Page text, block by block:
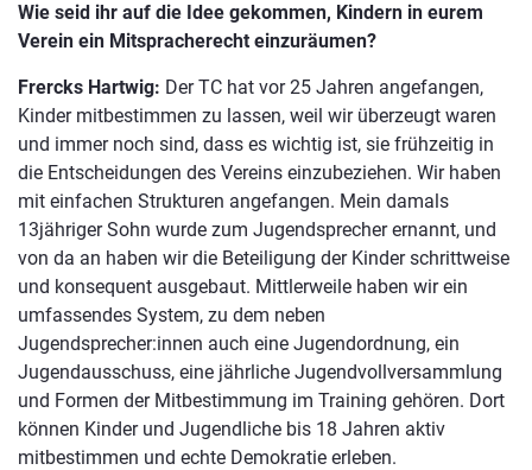
Wie seid ihr auf die Idee gekommen, Kindern in eurem
Verein ein Mitspracherecht einzuräumen?
Frercks Hartwig: Der TC hat vor 25 Jahren angefangen,
Kinder mitbestimmen zu lassen, weil wir überzeugt waren
und immer noch sind, dass es wichtig ist, sie frühzeitig in
die Entscheidungen des Vereins einzubeziehen. Wir haben
mit einfachen Strukturen angefangen. Mein damals
13jähriger Sohn wurde zum Jugendsprecher ernannt, und
von da an haben wir die Beteiligung der Kinder schrittweise
und konsequent ausgebaut. Mittlerweile haben wir ein
umfassendes System, zu dem neben
Jugendsprecher:innen auch eine Jugendordnung, ein
Jugendausschuss, eine jährliche Jugendvollversammlung
und Formen der Mitbestimmung im Training gehören. Dort
können Kinder und Jugendliche bis 18 Jahren aktiv
mitbestimmen und echte Demokratie erleben.